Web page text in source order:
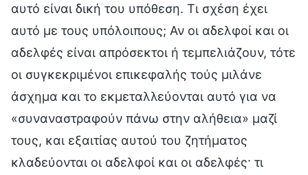
αυτό είναι δική του υπόθεση. Τι σχέση έχει
αυτό με τους υπόλοιπους; Αν οι αδελφοί και οι
αδελφές είναι απρόσεκτοι ή τεμπελιάζουν, τότε
οι συγκεκριμένοι επικεφαλής τούς μιλάνε
άσχημα και το εκμεταλλεύονται αυτό για να
«συναναστραφούν πάνω στην αλήθεια» μαζί
τους, και εξαιτίας αυτού του ζητήματος
κλαδεύονται οι αδελφοί και οι αδελφές· τι